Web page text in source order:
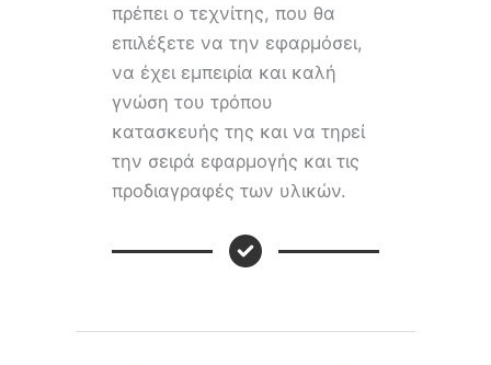
πρέπει ο τεχνίτης, που θα
επιλέξετε να την εφαρμόσει,
να έχει εμπειρία και καλή
γνώση του τρόπου
κατασκευής της και να τηρεί
την σειρά εφαρμογής και τις
προδιαγραφές των υλικών.